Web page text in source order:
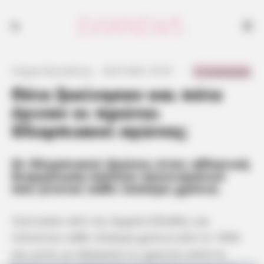
Πότε ξεκίνησαν και πότε
έγιναν οι πρώτοι
Ολυμπιακοί αγώνες;
Οι Ολυμπιακοί Αγώνες είναι αθλητική
διοργάνωση πολλών αγωνισμάτων